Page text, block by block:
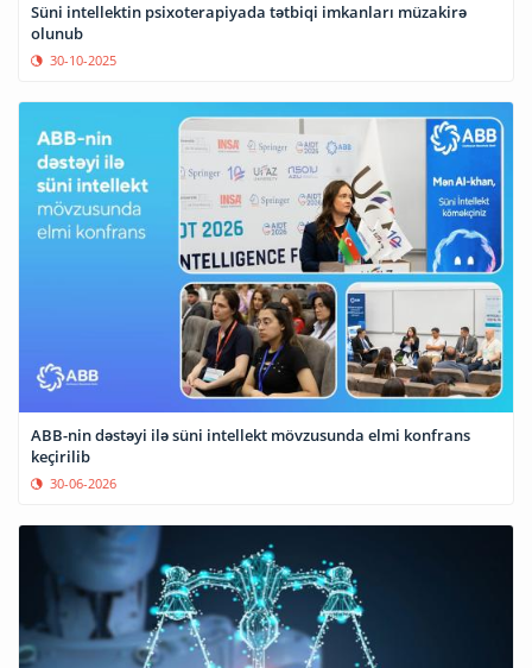
Süni intellektin psixoterapiyada tətbiqi imkanları müzakirə
olunub
30-10-2025
ABB-nin dəstəyi ilə süni intellekt mövzusunda elmi konfrans
keçirilib
30-06-2026